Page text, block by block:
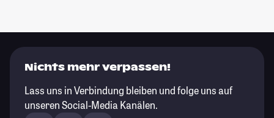
Nichts mehr verpassen!
Lass uns in Verbindung bleiben und folge uns auf
unseren Social-Media Kanälen.